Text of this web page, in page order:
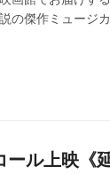
の傑作ミュージ
、 第1弾「エニ
ンディセント」
礼申し上げます
ール上映《